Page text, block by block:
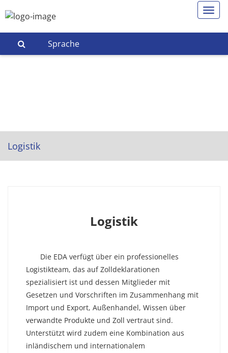
Sprache
Logistik
Logistik
Die EDA verfügt über ein professionelles
Logistikteam, das auf Zolldeklarationen
spezialisiert ist und dessen Mitglieder mit
Gesetzen und Vorschriften im Zusammenhang mit
Import und Export, Außenhandel, Wissen über
verwandte Produkte und Zoll vertraut sind.
Unterstützt wird zudem eine Kombination aus
inländischem und internationalem